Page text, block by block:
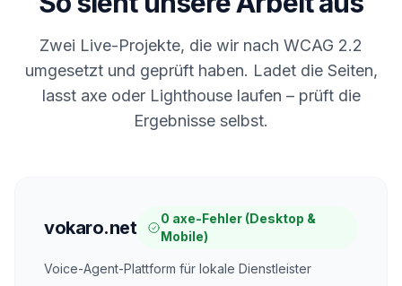
Zwei Live-Projekte, die wir nach WCAG 2.2
umgesetzt und geprüft haben. Ladet die Seiten,
lasst axe oder Lighthouse laufen – prüft die
Ergebnisse selbst.
vokaro.net
0 axe-Fehler (Desktop &
Mobile)
Voice-Agent-Plattform für lokale Dienstleister